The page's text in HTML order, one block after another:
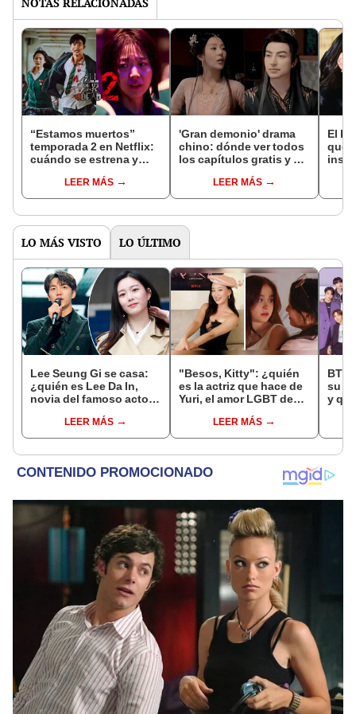
“Estamos muertos”
temporada 2 en Netflix:
cuándo se estrena y
temporadaLEER MÁS
'Gran demonio' drama
chino: dónde ver todos
los capítulos gratis y en
LEER MÁS
El k-
que
LO MÁS VISTO LO ÚLTIMO
Lee Seung Gi se casa:
¿quién es Lee Da In,
novia del famoso actor
LEER MÁS
"Besos, Kitty": ¿quién
es la actriz que hace de
Yuri, el amor LGBT de
Netflix?LEER MÁS
su
y